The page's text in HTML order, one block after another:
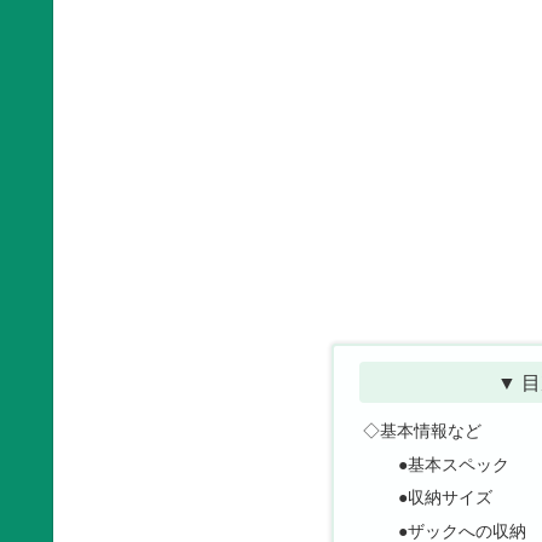
▼
◇基本情報など
●基本スペック
●収納サイズ
●ザックへの収納